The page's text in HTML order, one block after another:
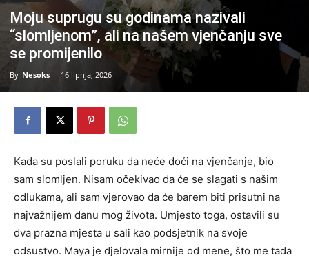
Moju suprugu su godinama nazivali
“slomljenom”, ali na našem vjenčanju sve
se promijenilo
By Nesoks - 16 lipnja, 2026
Kada su poslali poruku da neće doći na vjenčanje, bio
sam slomljen. Nisam očekivao da će se slagati s našim
odlukama, ali sam vjerovao da će barem biti prisutni na
najvažnijem danu mog života. Umjesto toga, ostavili su
dva prazna mjesta u sali kao podsjetnik na svoje
odsustvo. Maya je djelovala mirnije od mene, što me tada